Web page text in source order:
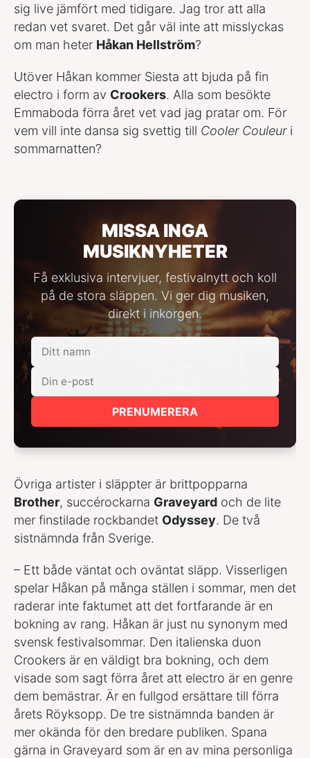
sig live jämfört med tidigare. Jag tror att alla
redan vet svaret. Det går väl inte att misslyckas
om man heter Håkan Hellström?
Utöver Håkan kommer Siesta att bjuda på fin
electro i form av Crookers. Alla som besökte
Emmaboda förra året vet vad jag pratar om. För
vem vill inte dansa sig svettig till Cooler Couleuri
sommarnatten?
MISSA INGA
MUSIKNYHETER
Få exklusiva intervjuer, festivalnytt och koll
på de stora släppen. Vi ger dig musiken,
direkt i inkorgen.
PRENUMERERA
Övriga artister i släppter är brittpopparna
Brother, succérockarna Graveyard och de lite
mer finstilade rockbandet Odyssey. De två
sistnämnda från Sverige.
– Ett både väntat och oväntat släpp. Visserligen
spelar Håkan på många ställen i sommar, men det
raderar inte faktumet att det fortfarande är en
bokning av rang. Håkan är just nu synonym med
svensk festivalsommar. Den italienska duon
Crookers är en väldigt bra bokning, och dem
visade som sagt förra året att electro är en genre
dem bemästrar. Är en fullgod ersättare till förra
årets Röyksopp. De tre sistnämnda banden är
mer okända för den bredare publiken. Spana
gärna in Graveyard som är en av mina personliga